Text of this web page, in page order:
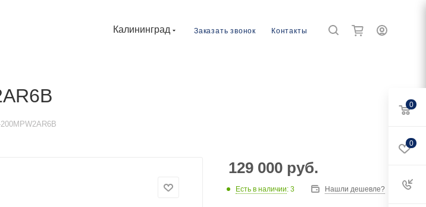
Калининград Заказать звонок Контакты
129 000 руб.
Есть в наличии: 3 Нашли дешевле?
0
0